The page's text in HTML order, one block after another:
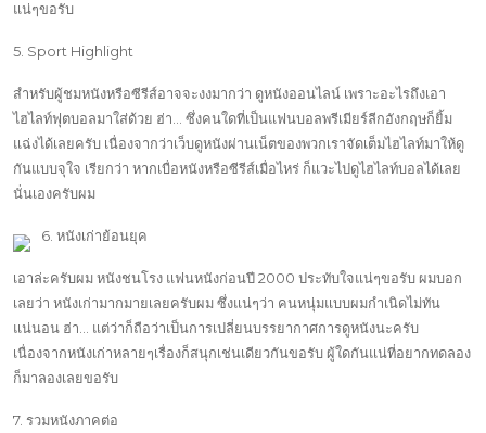
แน่ๆขอรับ
5. Sport Highlight
สำหรับผู้ชมหนังหรือซีรีส์อาจจะงงมากว่า ดูหนังออนไลน์ เพราะอะไรถึงเอา
ไฮไลท์ฟุตบอลมาใส่ด้วย ฮ่า… ซึ่งคนใดที่เป็นแฟนบอลพรีเมียร์ลีกอังกฤษก็ยิ้ม
แฉ่งได้เลยครับ เนื่องจากว่าเว็บดูหนังผ่านเน็ตของพวกเราจัดเต็มไฮไลท์มาให้ดู
กันแบบจุใจ เรียกว่า หากเบื่อหนังหรือซีรีส์เมื่อไหร่ ก็แวะไปดูไฮไลท์บอลได้เลย
นั่นเองครับผม
6. หนังเก่าย้อนยุค
เอาล่ะครับผม หนังชนโรง แฟนหนังก่อนปี 2000 ประทับใจแน่ๆขอรับ ผมบอก
เลยว่า หนังเก่ามากมายเลยครับผม ซึ่งแน่ๆว่า คนหนุ่มแบบผมกำเนิดไม่ทัน
แน่นอน ฮ่า… แต่ว่าก็ถือว่าเป็นการเปลี่ยนบรรยากาศการดูหนังนะครับ
เนื่องจากหนังเก่าหลายๆเรื่องก็สนุกเช่นเดียวกันขอรับ ผู้ใดกันแน่ที่อยากทดลอง
ก็มาลองเลยขอรับ
7. รวมหนังภาคต่อ